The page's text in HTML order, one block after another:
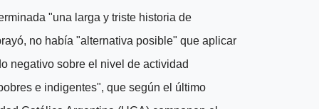
"una larga y triste historia de
no había "alternativa posible" que aplicar
negativo sobre el nivel de actividad
e indigentes", que según el último